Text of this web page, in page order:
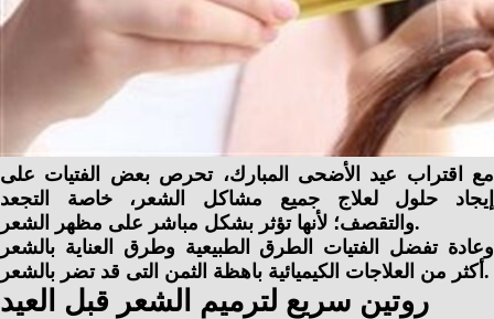
مع اقتراب عيد الأضحى المبارك، تحرص بعض الفتيات على
إيجاد حلول لعلاج جميع مشاكل الشعر، خاصة التجعد
والتقصف؛ لأنها تؤثر بشكل مباشر على مظهر الشعر.
وعادة تفضل الفتيات الطرق الطبيعية وطرق العناية بالشعر
أكثر من العلاجات الكيميائية باهظة الثمن التى قد تضر بالشعر.
روتين سريع لترميم الشعر قبل العيد